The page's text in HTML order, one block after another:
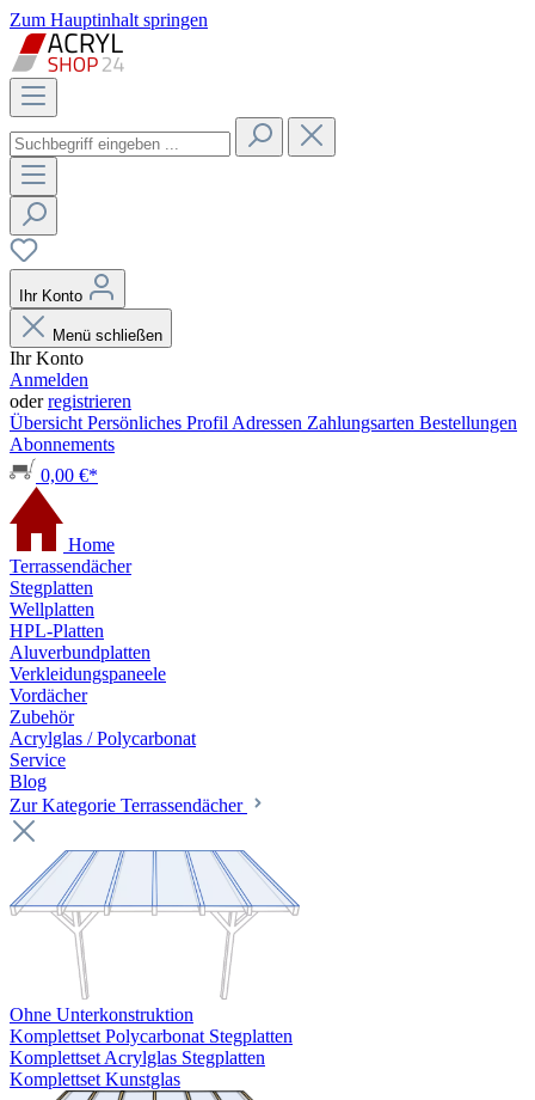
Zum Hauptinhalt springen
Ihr Konto
Menü schließen
Ihr Konto
Anmelden
oderregistrieren
Übersicht Persönliches Profil Adressen Zahlungsarten Bestellungen
Abonnements
0,00 €*
Home
Terrassendächer
Stegplatten
Wellplatten
HPL-Platten
Aluverbundplatten
Verkleidungspaneele
Vordächer
Zubehör
Acrylglas / Polycarbonat
Service
Blog
Zur Kategorie Terrassendächer
Ohne Unterkonstruktion
Komplettset Polycarbonat Stegplatten
Komplettset Acrylglas Stegplatten
Komplettset Kunstglas